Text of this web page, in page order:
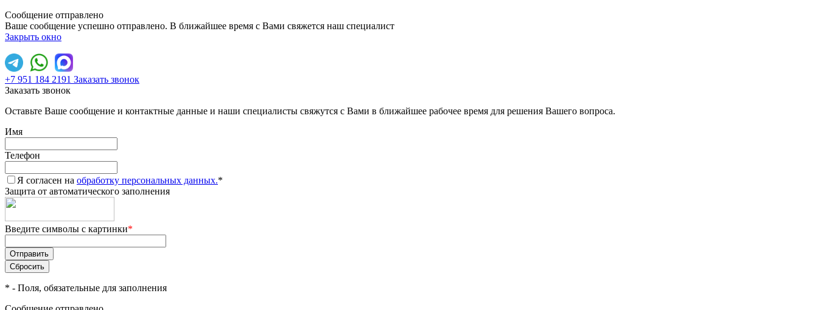
Сообщение отправлено
Ваше сообщение успешно отправлено. В ближайшее время с Вами свяжется наш специалист
Закрыть окно
+7 951 184 2191 Заказать звонок
Заказать звонок
Оставьте Ваше сообщение и контактные данные и наши специалисты свяжутся с Вами в ближайшее рабочее время для решения Вашего вопроса.
Имя
Телефон
Я согласен на обработку персональных данных.*
Защита от автоматического заполнения
Введите символы с картинки*
* - Поля, обязательные для заполнения